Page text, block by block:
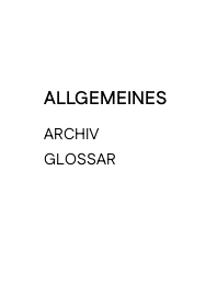
ALLGEMEINES
ARCHIV
GLOSSAR